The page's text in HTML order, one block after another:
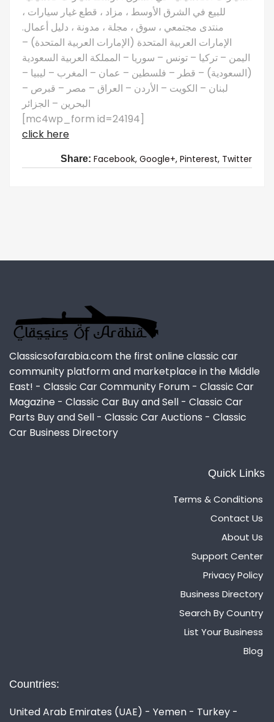
للبيع في الشرق الأوسط ، مزاد ، قطع غيار سيارات ،
منتدى مجتمعي ، سوق ، مجلة ، مدونة ، دليل أعمال.
الإمارات العربية المتحدة (الإمارات العربية المتحدة) –
اليمن – تركيا – تونس – سوريا – المملكة العربية السعودية
(السعودية) – قطر – فلسطين – عمان – المغرب – ليبيا –
لبنان – الكويت – الأردن – العراق – مصر – قبرص –
البحرين – الجزائر
[mc4wp_form id=24194]
click here
Share: Facebook, Google+, Pinterest, Twitter
Classicsofarabia.com the first online classic car
community platform and marketplace in the Middle
East! - Classic Car Community Forum - Classic Car
Magazine - Classic Car Buy and Sell - Classic Car
Parts Buy and Sell - Classic Car Auctions - Classic
Car Business Directory
Quick Links
Terms & Conditions
Contact Us
About Us
Support Center
Privacy Policy
Business Directory
Search By Country
List Your Business
Blog
Countries:
United Arab Emirates (UAE) - Yemen - Turkey -